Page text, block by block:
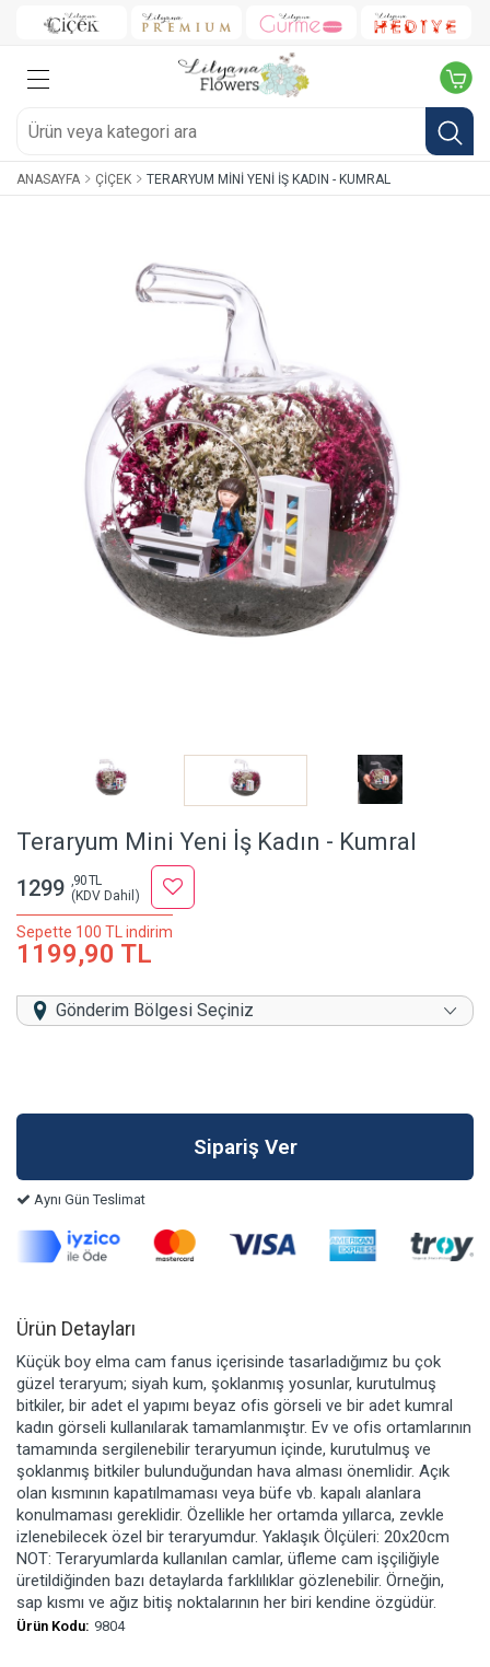
ANASAYFA ÇIÇEK TERARYUM MINI YENI İŞ KADIN - KUMRAL
Teraryum Mini Yeni İş Kadın - Kumral
1299 ,90 TL
(KDV Dahil)
Sepette 100 TL indirim
1199,90 TL
Gönderim Bölgesi Seçiniz
Aynı Gün Teslimat
Ürün Detayları
Küçük boy elma cam fanus içerisinde tasarladığımız bu çok
güzel teraryum; siyah kum, şoklanmış yosunlar, kurutulmuş
bitkiler, bir adet el yapımı beyaz ofis görseli ve bir adet kumral
kadın görseli kullanılarak tamamlanmıştır. Ev ve ofis ortamlarının
tamamında sergilenebilir teraryumun içinde, kurutulmuş ve
şoklanmış bitkiler bulunduğundan hava alması önemlidir. Açık
olan kısmının kapatılmaması veya büfe vb. kapalı alanlara
konulmaması gereklidir. Özellikle her ortamda yıllarca, zevkle
izlenebilecek özel bir teraryumdur. Yaklaşık Ölçüleri: 20x20cm
NOT: Teraryumlarda kullanılan camlar, üfleme cam işçiliğiyle
üretildiğinden bazı detaylarda farklılıklar gözlenebilir. Örneğin,
sap kısmı ve ağız bitiş noktalarının her biri kendine özgüdür.
Ürün Kodu: 9804